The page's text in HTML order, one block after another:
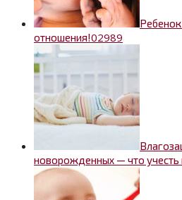
отношения!02989
новорожденных — что учесть